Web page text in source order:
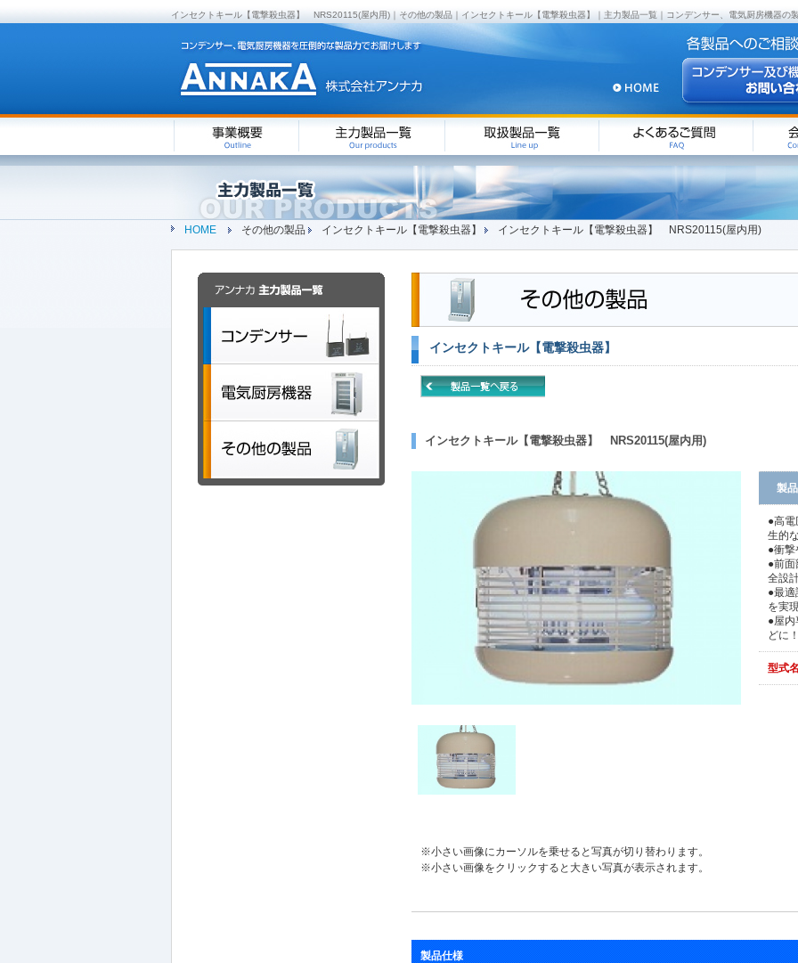
インセクトキール【電撃殺虫器】 NRS20115(屋内用)｜その他の製品｜インセクトキール【電撃殺虫器】｜主力製品一覧｜コンデンサー、電気厨房機器の
HOME その他の製品 インセクトキール【電撃殺虫器】 インセクトキール【電撃殺虫器】 NRS20115(屋内用)
インセクトキール【電撃殺虫器】
インセクトキール【電撃殺虫器】 NRS20115(屋内用)
※小さい画像にカーソルを乗せると写真が切り替わります。
※小さい画像をクリックすると大きい写真が表示されます。
製
●高
生的
●衝
●前
全設
●最
を実
●屋
どに
型式
製品仕様